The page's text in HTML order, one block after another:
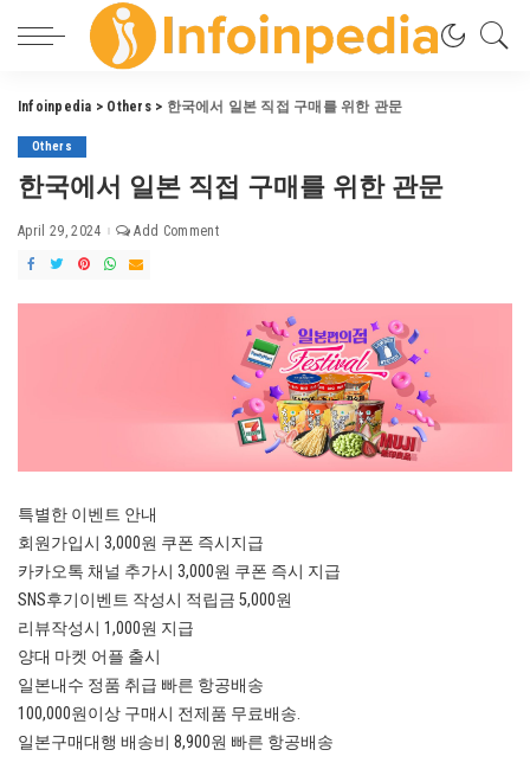
Infoinpedia > Others> 한국에서 일본 직접 구매를 위한 관문
Others
한국에서 일본 직접 구매를 위한 관문
April 29, 2024 Add Comment
특별한 이벤트 안내
회원가입시 3,000원 쿠폰 즉시지급
카카오톡 채널 추가시 3,000원 쿠폰 즉시 지급
SNS후기이벤트 작성시 적립금 5,000원
리뷰작성시 1,000원 지급
양대 마켓 어플 출시
일본내수 정품 취급 빠른 항공배송
100,000원이상 구매시 전제품 무료배송.
일본구매대행 배송비 8,900원 빠른 항공배송